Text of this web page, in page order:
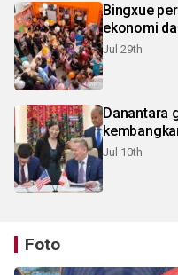
Bingxue
ekonomi
Jul 29th
Danantara
Jul 10th
Foto